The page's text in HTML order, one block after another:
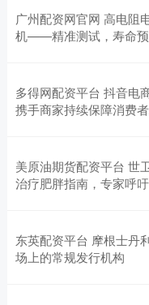
广州配资网官网 高电阻
机——精准测试，寿命
多得网配资平台 抖音电
携手商家持续保障消费
美原油期货配资平台 世
治疗肥胖指南，专家呼
东英配资平台 摩根士丹
场上的常规发行机构